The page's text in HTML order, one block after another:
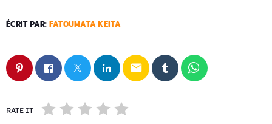
ÉCRIT PAR: FATOUMATA KEITA
email
RATE IT